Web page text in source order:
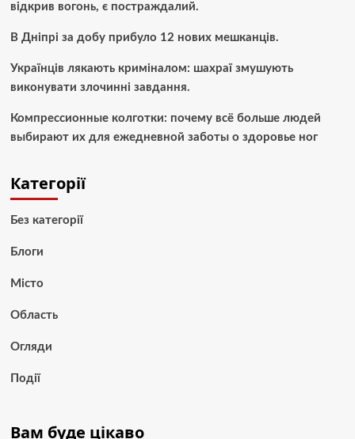
відкрив вогонь, є постраждалий.
В Дніпрі за добу прибуло 12 нових мешканців.
Українців лякають криміналом: шахраї змушують
виконувати злочинні завдання.
Компрессионные колготки: почему всё больше людей
выбирают их для ежедневной заботы о здоровье ног
Категорії
Без категорії
Блоги
Місто
Область
Огляди
Події
Вам буде цікаво